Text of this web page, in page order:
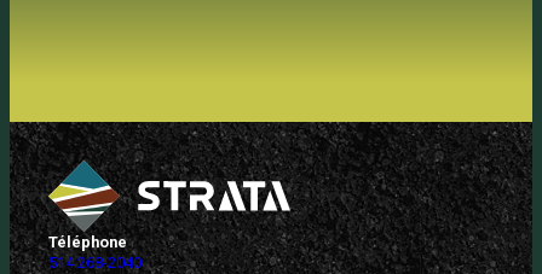
Téléphone
514 268-2040